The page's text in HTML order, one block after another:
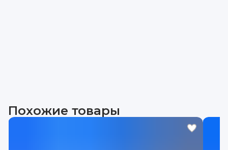
Похожие товары